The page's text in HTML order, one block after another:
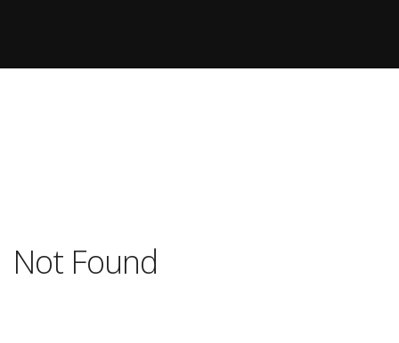
Not Found